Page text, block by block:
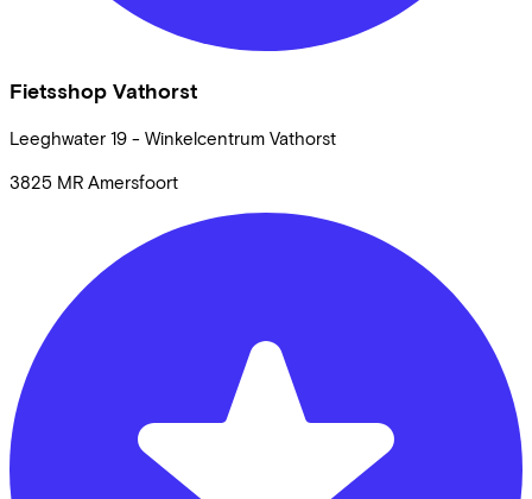
Fietsshop Vathorst
Leeghwater 19 - Winkelcentrum Vathorst
3825 MR Amersfoort